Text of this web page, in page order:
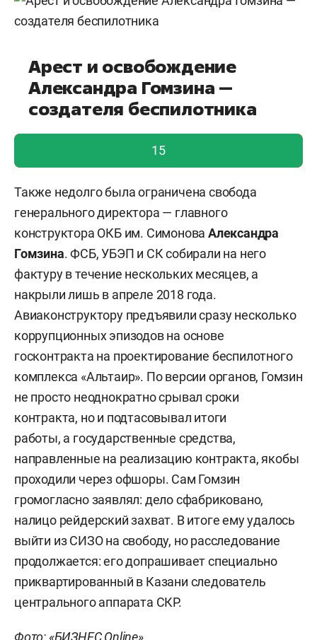
Арест и освобождение
Александра Гомзина —
создателя беспилотника
голос учтен!
15
Также недолго была ограничена свобода
генерального директора — главного
конструктора ОКБ им. СимоноваАлександра
Гомзина. ФСБ, УБЭП и СК собирали на него
фактуру в течение нескольких месяцев, а
накрыли лишь в апреле 2018 года.
Авиаконструктору предъявили сразу несколько
коррупционных эпизодов на основе
госконтракта на проектирование беспилотного
комплекса «Альтаир». По версии органов, Гомзин
не просто неоднократно срывал сроки
контракта, но и подтасовывал итоги
работы, а государственные средства,
направленные на реализацию контракта, якобы
проходили через офшоры. Сам Гомзин
громогласно заявлял: дело сфабриковано,
налицо рейдерский захват. В итоге ему удалось
выйти из СИЗО на свободу, но расследование
продолжается: его допрашивает специально
приквартированный в Казани следователь
центрального аппарата СКР.
Фото: «БИЗНЕС Online»